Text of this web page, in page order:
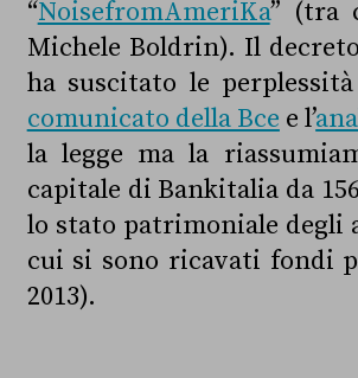
“NoisefromAmeriKa” (tra
Michele Boldrin). Il
ha suscitato le
comunicato della Bce e l’
la legge ma la
capitale di Bankitalia da
lo stato patrimoniale degli
cui si sono ricavati fondi
2013).